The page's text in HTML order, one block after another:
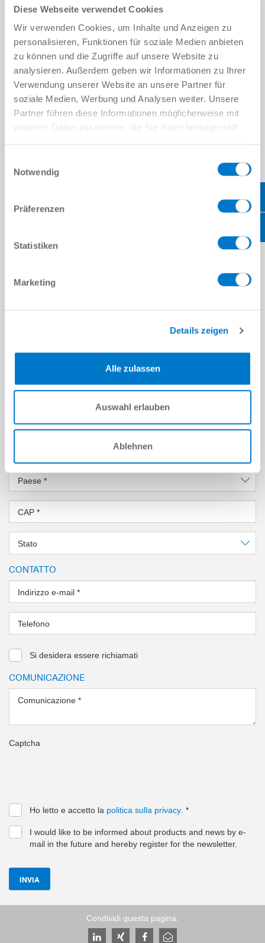
Diese Webseite verwendet Cookies
Wir verwenden Cookies, um Inhalte und Anzeigen zu
personalisieren, Funktionen für soziale Medien anbieten
zu können und die Zugriffe auf unsere Website zu
analysieren. Außerdem geben wir Informationen zu Ihrer
Verwendung unserer Website an unsere Partner für
soziale Medien, Werbung und Analysen weiter. Unsere
Partner führen diese Informationen möglicherweise mit
weiteren Daten zusammen, die Sie ihnen bereitgestellt
Notwendig
Präferenzen
Statistiken
Marketing
Details zeigen
Alle zulassen
Auswahl erlauben
Ablehnen
Soluzioni personalizzate: su misura per le esigenze della
vostra produzione.
Efficienza energetica: tecnologie innovative per ridurre il
consumo energetico e i costi di esercizio.
Sostenibilità e responsabilità ambientale: soluzioni per
soddisfare gli standard ecologici e ridurre al minimo
l'impronta ecologica.
Controllo di precisione e garanzia di qualità: tecnologia di
controllo ad alta precisione per risultati sempre di alta
qualità.
Servizio clienti completo: supporto e assistenza a lungo
CONTATTATECI!
DATI PERSONALI
Azienda*
Paese *
CAP *
Stato
CONTATTO
Indirizzo e-mail *
Telefono
Si desidera essere richiamati
COMUNICAZIONE
Comunicazione *
Captcha
Ho letto e accetto la politica sulla privacy *
I would like to be informed about products and news by e-
mail in the future and hereby register for the newsletter.
INVIA
Condividi questa pagina: